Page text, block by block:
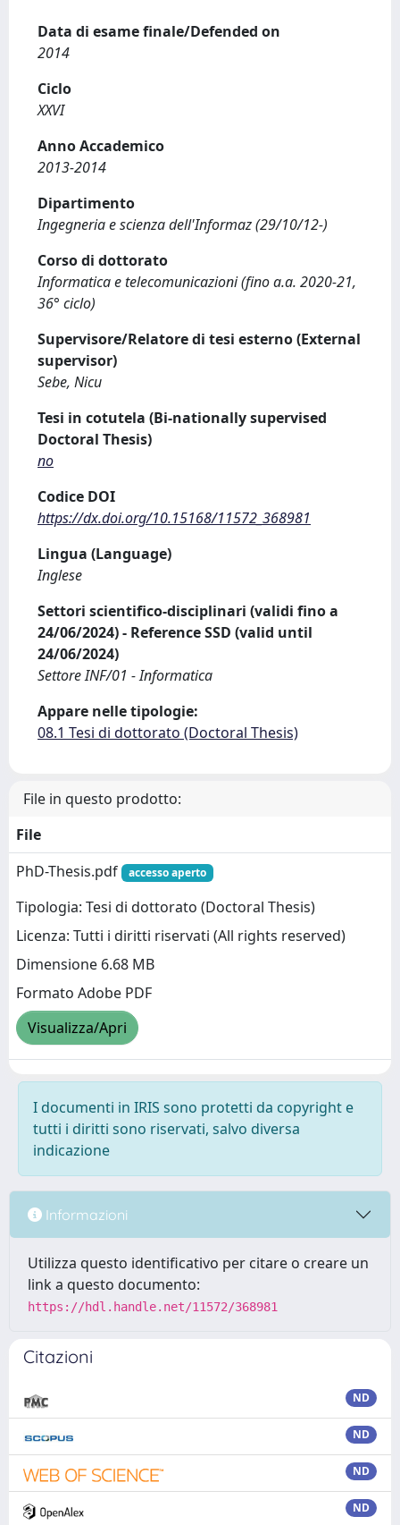
Data di esame finale/Defended on
2014
Ciclo
XXVI
Anno Accademico
2013-2014
Dipartimento
Ingegneria e scienza dell'Informaz (29/10/12-)
Corso di dottorato
Informatica e telecomunicazioni (fino a.a. 2020-21,
36° ciclo)
Supervisore/Relatore di tesi esterno (External
supervisor)
Sebe, Nicu
Tesi in cotutela (Bi-nationally supervised
Doctoral Thesis)
no
Codice DOI
https://dx.doi.org/10.15168/11572_368981
Lingua (Language)
Inglese
Settori scientifico-disciplinari (validi fino a
24/06/2024) - Reference SSD (valid until
24/06/2024)
Settore INF/01 - Informatica
Appare nelle tipologie:
08.1 Tesi di dottorato (Doctoral Thesis)
File in questo prodotto:
File
PhD-Thesis.pdf
accesso aperto
Tipologia: Tesi di dottorato (Doctoral Thesis)
Licenza: Tutti i diritti riservati (All rights reserved)
Dimensione 6.68 MB
Formato Adobe PDF
Visualizza/Apri
I documenti in IRIS sono protetti da copyright e
tutti i diritti sono riservati, salvo diversa
indicazione
Informazioni
Utilizza questo identificativo per citare o creare un
link a questo documento:
https://hdl.handle.net/11572/368981
Citazioni
ND
ND
ND
ND